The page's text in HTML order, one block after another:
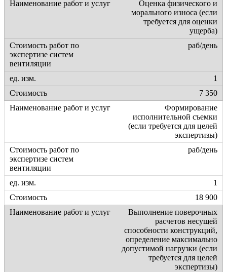
Оценка физического и
морального износа (если
требуется для оценки
ущерба)
раб/день
1
7 350
Формирование
исполнительной съемки
(если требуется для целей
экспертизы)
раб/день
1
18 900
Выполнение поверочных
расчетов несущей
способности конструкций,
определение максимально
допустимой нагрузки (если
требуется для целей
экспертизы)